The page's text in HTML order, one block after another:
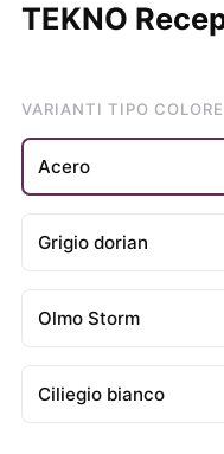
TEKNO
VARIANTI TIPO COLORE
Acero
Grigio dorian
Olmo Storm
Ciliegio bianco